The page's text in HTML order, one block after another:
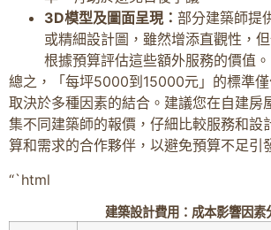
3D模型及圖面呈現： 部分建築師提
或精細設計圖，雖然增添直觀性，
根據預算評估這些額外服務的價值。
總之，「每坪5000到15000元」的標準
取決於多種因素的結合。建議您在自建房
集不同建築師的報價，仔細比較服務和設
算和需求的合作夥伴，以避免預算不足引
“`html
建築設計費用：成本影響因素